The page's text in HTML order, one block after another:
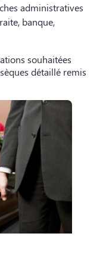
administratives
banque,
souhaitées
détaillé remis